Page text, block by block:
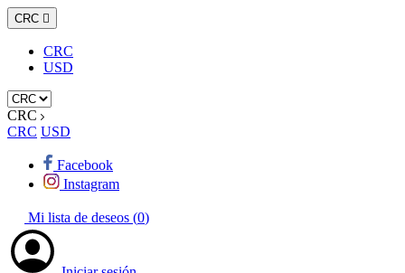
CRC 
CRC
USD
CRC
CRC USD
Facebook
Instagram
Mi lista de deseos (0)